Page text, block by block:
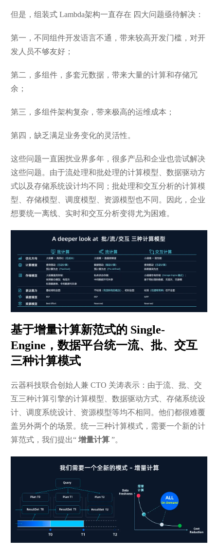
但是，组装式 Lambda架构一直存在 四大问题亟待解决：
第一，不同组件开发语言不通，带来较高开发门槛，对开
发人员不够友好；
第二，多组件，多套元数据，带来大量的计算和存储冗
余；
第三，多组件架构复杂，带来极高的运维成本；
第四，缺乏满足业务变化的灵活性。
这些问题一直困扰业界多年，很多产品和企业也尝试解决
这些问题。由于流处理和批处理的计算模型、数据驱动方
式以及存储系统设计均不同；批处理和交互分析的计算模
型、存储模型、调度模型、资源模型也不同。因此，企业
想要统一离线、实时和交互分析变得尤为困难。
基于增量计算新范式的 Single-
Engine，数据平台统一流、批、交互
三种计算模式
云器科技联合创始人兼 CTO 关涛表示：由于流、批、交
互三种计算引擎的计算模型、数据驱动方式、存储系统设
计、调度系统设计、资源模型等均不相同。他们都很难覆
盖另外两个的场景。统一三种计算模式，需要一个新的计
算范式，我们提出“增量计算 ”。